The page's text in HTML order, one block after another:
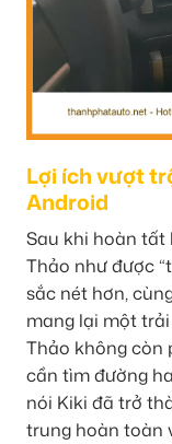
Lợi ích vượt
Android
Sau khi hoàn tất
Thảo như được
sắc nét hơn,
mang lại một
Thảo không còn
cần tìm đường
nói Kiki đã trở
trung hoàn toàn